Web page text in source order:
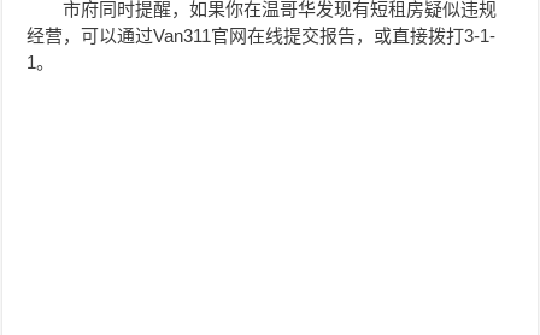
市府同时提醒，如果你在温哥华发现有短租房疑似违规
经营，可以通过Van311官网在线提交报告，或直接拨打3-1-
1。